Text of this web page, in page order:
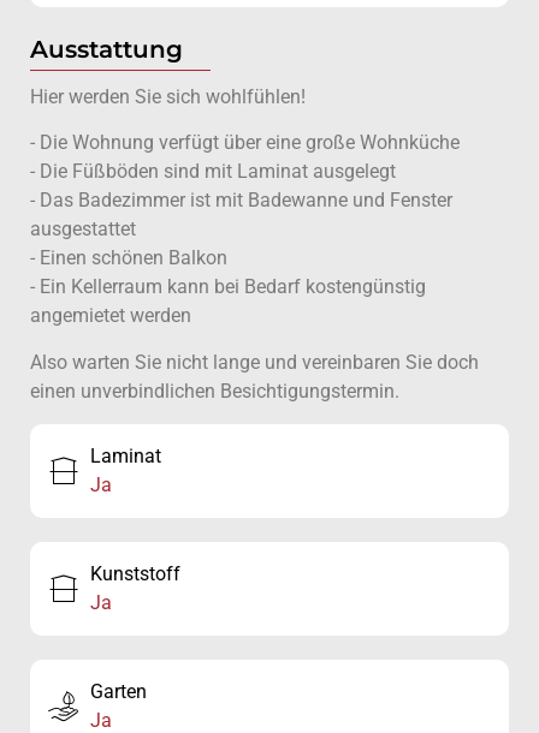
Ausstattung
Hier werden Sie sich wohlfühlen!
- Die Wohnung verfügt über eine große Wohnküche
- Die Füßböden sind mit Laminat ausgelegt
- Das Badezimmer ist mit Badewanne und Fenster
ausgestattet
- Einen schönen Balkon
- Ein Kellerraum kann bei Bedarf kostengünstig
angemietet werden
Also warten Sie nicht lange und vereinbaren Sie doch
einen unverbindlichen Besichtigungstermin.
Laminat
Ja
Kunststoff
Ja
Garten
Ja